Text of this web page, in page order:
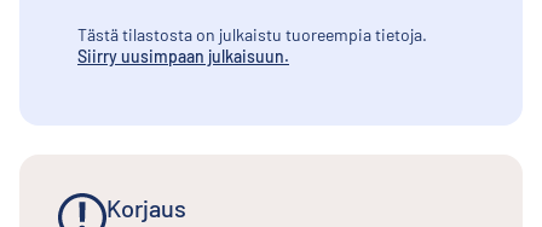
Tästä tilastosta on julkaistu tuoreempia tietoja.
Siirry uusimpaan julkaisuun.
Korjaus